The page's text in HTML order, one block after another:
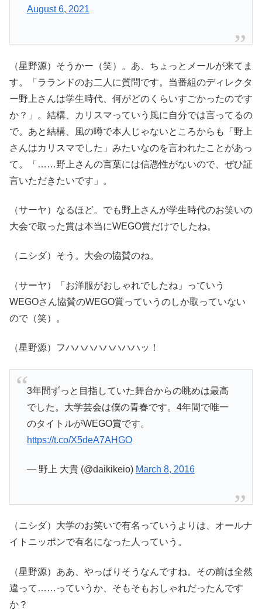
August 6, 2021
（星野源）そうかー（笑）。あ、ちょっとメールが来てま
す。「ラランドのお二人に質問です。当番組のディレクタ
ー野上さんは学生時代、何がどのくらいすごかったのです
か？」。結構、カリスマっていう風に自分では言ってるの
で。あと結構、風の噂で本人じゃないところからも「野上
さんはカリスマでした」みたいなのを言われたことがあっ
て。「……野上さんの言葉には信憑性がないので、ぜひ証
言いただきたいです」。
（サーヤ）なるほど。でも野上さんが学生時代のお笑いの
大会で取った賞は本当にWEGO賞だけでしたね。
（ニシダ）そう。大会の協賛のね。
（サーヤ）「お洋服がおしゃれでしたね」っていう
WEGOさん協賛のWEGO賞っていうのしか取っていない
ので（笑）。
（星野源）フハハハハハハハハッ！
3年間ずっと目指していた舞台からの眺めは最高
でした。大学芸会は僕の青春です。4年間で唯一
のタイトルがWEGO賞です。
https://t.co/X5deA7AHGO
— 野上 大貴 (@daikikeio) March 8, 2016
（ニシダ）大学のお笑いで有名っていうよりは、オールナ
イトニッポンで有名になった人っていう。
（星野源）ああ、やっぱりそうなんですね。その前は全然
違って……っていうか、そもそもおしゃれだったんです
か？